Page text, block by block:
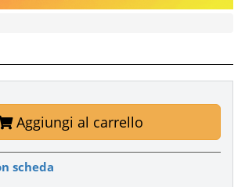
Aggiungi al carrello
scheda